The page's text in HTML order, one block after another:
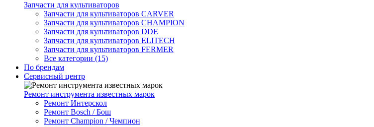
Запчасти для культиваторов
Запчасти для культиваторов CARVER
Запчасти для культиваторов CHAMPION
Запчасти для культиваторов DDE
Запчасти для культиваторов ELITECH
Запчасти для культиваторов FERMER
Все категории (15)
По брендам
Сервисный центр
Ремонт инструмента известных марок
Ремонт Интерскол
Ремонт Bosch / Бош
Ремонт Champion / Чемпион